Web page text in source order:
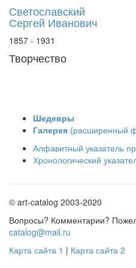
Светославский
Сергей Иванович
1857 - 1931
Творчество
Шедевры
Галерея (расширенный
Алфавитный указатель
Хронологический
© art-catalog 2003-2020
Вопросы? Комментарии?
catalog@mail.ru
Карта сайта 1 | Карта сайта 2